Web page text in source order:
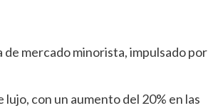
mercado minorista, impulsado por
con un aumento del 20% en las